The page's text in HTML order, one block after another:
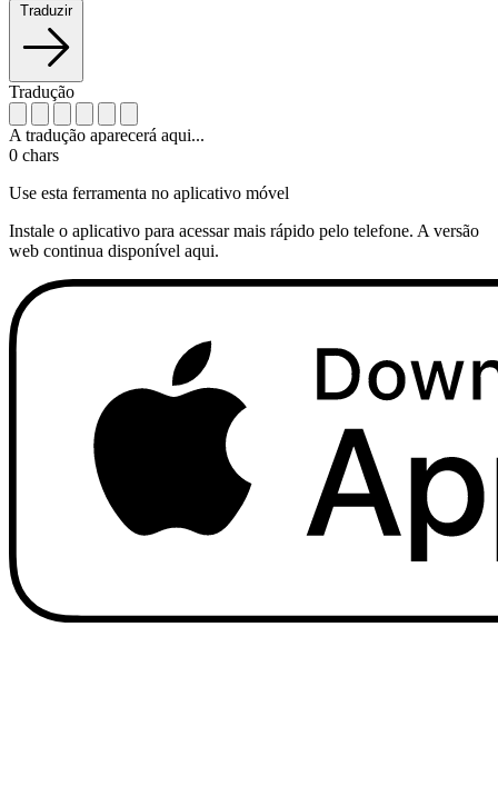
Traduzir
Tradução
A tradução aparecerá aqui...
0 chars
Use esta ferramenta no aplicativo móvel
Instale o aplicativo para acessar mais rápido pelo telefone. A versão
web continua disponível aqui.